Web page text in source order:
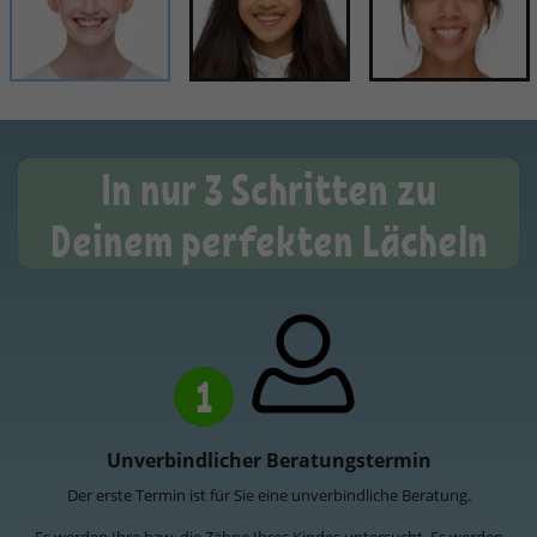
In nur 3 Schritten zu
Deinem perfekten Lächeln
1
Unverbindlicher Beratungstermin
Der erste Termin ist für Sie eine unverbindliche Beratung.